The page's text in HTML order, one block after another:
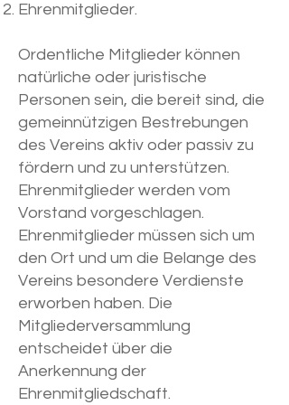
Ehrenmitglieder.
Ordentliche Mitglieder können
natürliche oder juristische
Personen sein, die bereit sind, die
gemeinnützigen Bestrebungen
des Vereins aktiv oder passiv zu
fördern und zu unterstützen.
Ehrenmitglieder werden vom
Vorstand vorgeschlagen.
Ehrenmitglieder müssen sich um
den Ort und um die Belange des
Vereins besondere Verdienste
erworben haben. Die
Mitgliederversammlung
entscheidet über die
Anerkennung der
Ehrenmitgliedschaft.